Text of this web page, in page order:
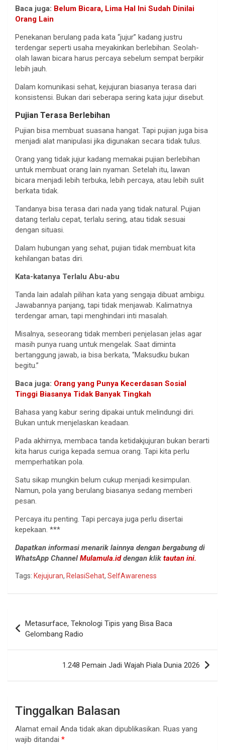
Baca juga: Belum Bicara, Lima Hal Ini Sudah Dinilai
Orang Lain
Penekanan berulang pada kata “jujur” kadang justru
terdengar seperti usaha meyakinkan berlebihan. Seolah-
olah lawan bicara harus percaya sebelum sempat berpikir
lebih jauh.
Dalam komunikasi sehat, kejujuran biasanya terasa dari
konsistensi. Bukan dari seberapa sering kata jujur disebut.
Pujian Terasa Berlebihan
Pujian bisa membuat suasana hangat. Tapi pujian juga bisa
menjadi alat manipulasi jika digunakan secara tidak tulus.
Orang yang tidak jujur kadang memakai pujian berlebihan
untuk membuat orang lain nyaman. Setelah itu, lawan
bicara menjadi lebih terbuka, lebih percaya, atau lebih sulit
berkata tidak.
Tandanya bisa terasa dari nada yang tidak natural. Pujian
datang terlalu cepat, terlalu sering, atau tidak sesuai
dengan situasi.
Dalam hubungan yang sehat, pujian tidak membuat kita
kehilangan batas diri.
Kata-katanya Terlalu Abu-abu
Tanda lain adalah pilihan kata yang sengaja dibuat ambigu.
Jawabannya panjang, tapi tidak menjawab. Kalimatnya
terdengar aman, tapi menghindari inti masalah.
Misalnya, seseorang tidak memberi penjelasan jelas agar
masih punya ruang untuk mengelak. Saat diminta
bertanggung jawab, ia bisa berkata, “Maksudku bukan
begitu.”
Baca juga: Orang yang Punya Kecerdasan Sosial
Tinggi Biasanya Tidak Banyak Tingkah
Bahasa yang kabur sering dipakai untuk melindungi diri.
Bukan untuk menjelaskan keadaan.
Pada akhirnya, membaca tanda ketidakjujuran bukan berarti
kita harus curiga kepada semua orang. Tapi kita perlu
memperhatikan pola.
Satu sikap mungkin belum cukup menjadi kesimpulan.
Namun, pola yang berulang biasanya sedang memberi
pesan.
Percaya itu penting. Tapi percaya juga perlu disertai
kepekaan. ***
Dapatkan informasi menarik lainnya dengan bergabung di
WhatsApp Channel Mulamula.iddengan klik tautan ini.
Tags: Kejujuran, RelasiSehat, SelfAwareness
pos
Metasurface, Teknologi Tipis yang Bisa Baca
Gelombang Radio
1.248 Pemain Jadi Wajah Piala Dunia 2026
Tinggalkan Balasan
Alamat email Anda tidak akan dipublikasikan. Ruas yang
wajib ditandai *